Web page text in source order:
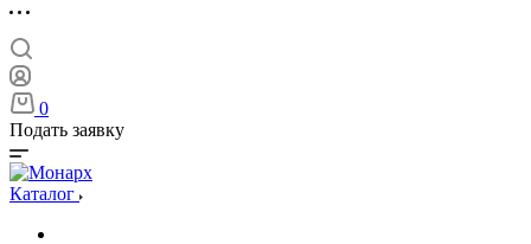
0
Подать заявку
Каталог